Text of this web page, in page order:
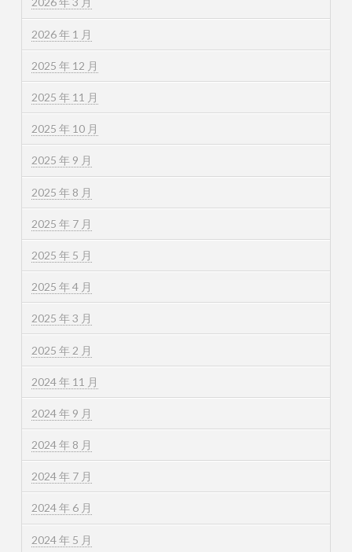
2026 年 1 月
2025 年 12 月
2025 年 11 月
2025 年 10 月
2025 年 9 月
2025 年 8 月
2025 年 7 月
2025 年 5 月
2025 年 4 月
2025 年 3 月
2025 年 2 月
2024 年 11 月
2024 年 9 月
2024 年 8 月
2024 年 7 月
2024 年 6 月
2024 年 5 月